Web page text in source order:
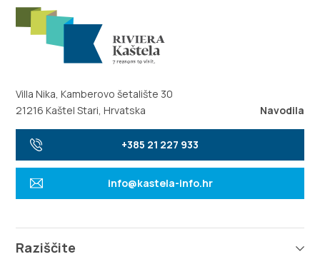
Villa Nika, Kamberovo šetalište 30
21216 Kaštel Stari, Hrvatska
Navodila
+385 21 227 933
info@kastela-info.hr
Raziščite